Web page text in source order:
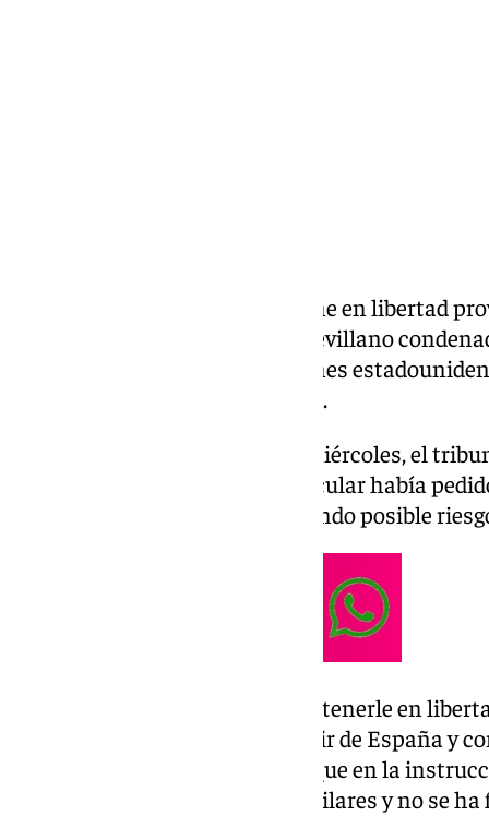
La Audiencia Nacional mantiene en libertad
obligaciones, al guía turístico sevillano
agresión sexual sobre tres jóvenes
empresa «Discover Excursions».
En un auto emitido el pasado miércoles, el
toda vez que la acusación particular había
provisional del inculpado alegando posible
Así, el tribunal ha decidido mantenerle en
pasaporte, la prohibición de salir de España y
semanales; bajo la premisa de que en la
estado sometido a medidas similares y no se ha